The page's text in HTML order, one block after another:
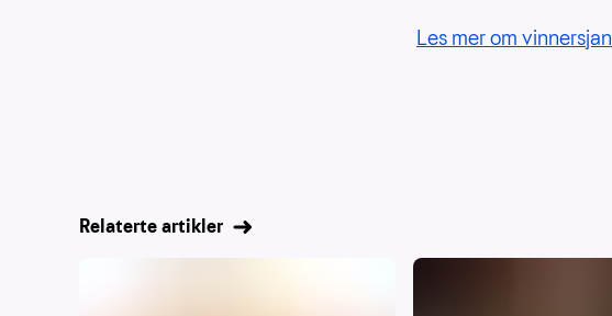
Les mer om
Relaterte artikler